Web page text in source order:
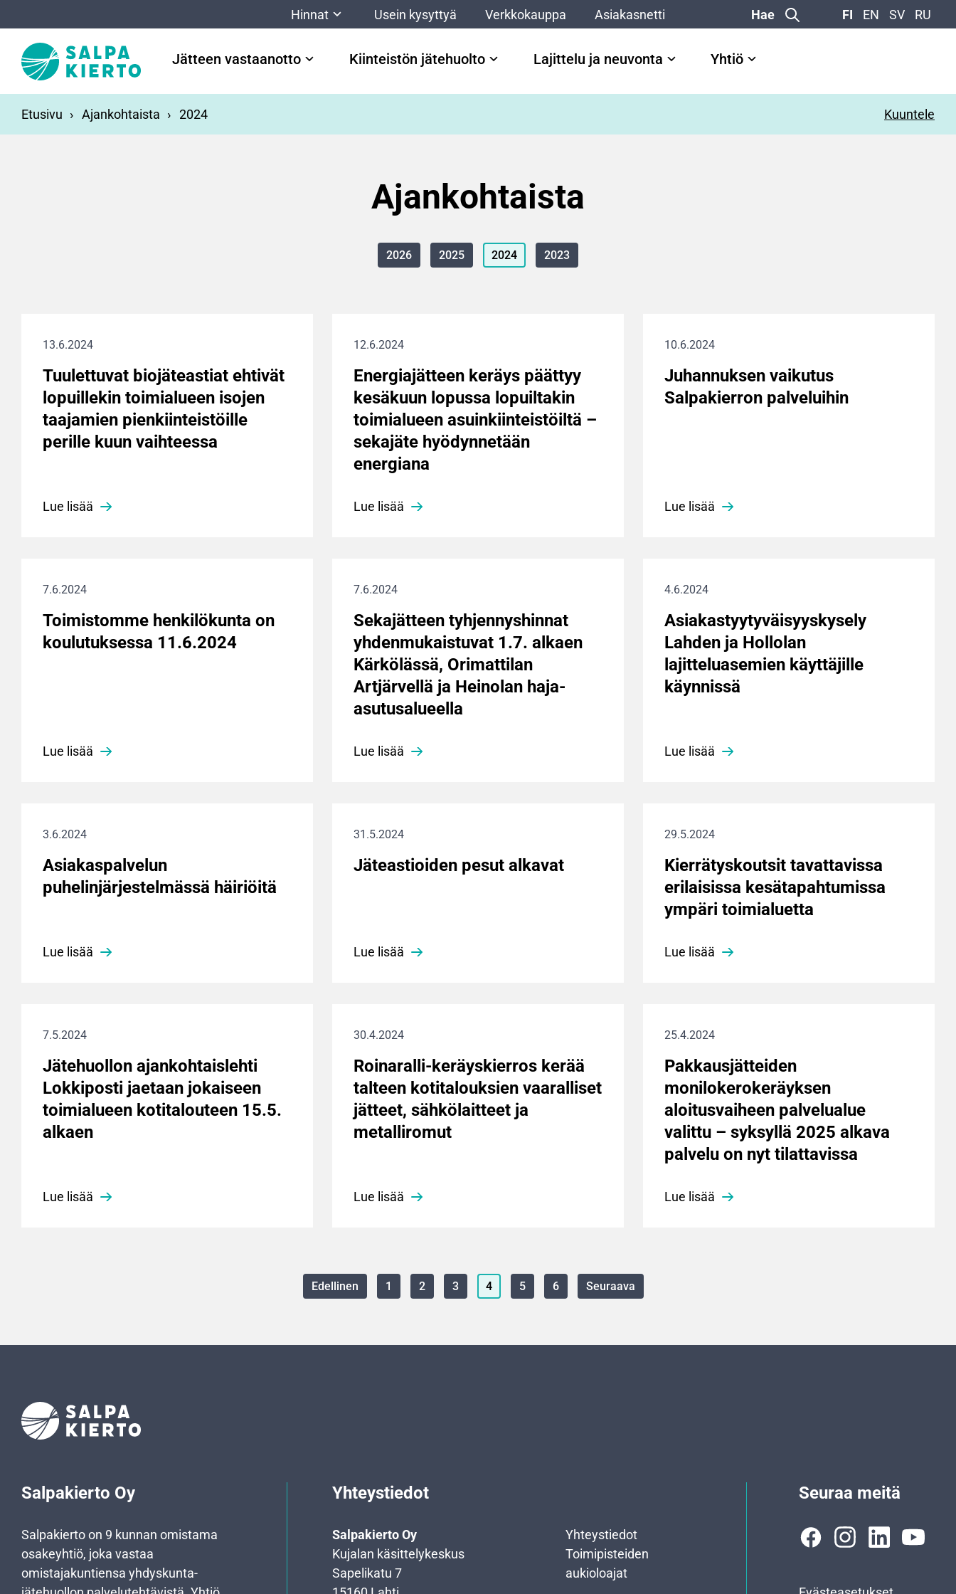
Hinnat Usein kysyttyä Verkkokauppa Asiakasnetti Hae FI EN SV RU
Jätteen vastaanotto Kiinteistön jätehuolto Lajittelu ja neuvonta Yhtiö
Etusivu Ajankohtaista 2024 Kuuntele
Ajankohtaista
2026 2025 2024 2023
13.6.2024
Tuulettuvat biojäteastiat ehtivät
lopuillekin toimialueen isojen
taajamien pienkiinteistöille
perille kuun vaihteessa
Lue lisää
12.6.2024
Energiajätteen keräys päättyy
kesäkuun lopussa lopuiltakin
toimialueen asuinkiinteistöiltä –
sekajäte hyödynnetään
energiana
Lue lisää
10.6.2024
Juhannuksen vaikutus
Salpakierron palveluihin
Lue lisää
7.6.2024
Toimistomme henkilökunta on
koulutuksessa 11.6.2024
Lue lisää
7.6.2024
Sekajätteen tyhjennyshinnat
yhdenmukaistuvat 1.7. alkaen
Kärkölässä, Orimattilan
Artjärvellä ja Heinolan haja-
asutusalueella
Lue lisää
4.6.2024
Asiakastyytyväisyyskysely
Lahden ja Hollolan
lajitteluasemien käyttäjille
käynnissä
Lue lisää
3.6.2024
Asiakaspalvelun
puhelinjärjestelmässä häiriöitä
Lue lisää
31.5.2024
Jäteastioiden pesut alkavat
Lue lisää
29.5.2024
Kierrätyskoutsit tavattavissa
erilaisissa kesätapahtumissa
ympäri toimialuetta
Lue lisää
7.5.2024
Jätehuollon ajankohtaislehti
Lokkiposti jaetaan jokaiseen
toimialueen kotitalouteen 15.5.
alkaen
Lue lisää
30.4.2024
Roinaralli-keräyskierros kerää
talteen kotitalouksien vaaralliset
jätteet, sähkölaitteet ja
metalliromut
Lue lisää
25.4.2024
Pakkausjätteiden
monilokerokeräyksen
aloitusvaiheen palvelualue
valittu – syksyllä 2025 alkava
palvelu on nyt tilattavissa
Lue lisää
Edellinen 1 2 3 4 5 6 Seuraava
Salpakierto Oy
Salpakierto on 9 kunnan omistama
osakeyhtiö, joka vastaa
omistajakuntiensa yhdyskunta­
Yhteystiedot
Salpakierto Oy
Kujalan käsittelykeskus
Sapelikatu 7
Yhteystiedot
Toimipisteiden
aukioloajat
Seuraa meitä